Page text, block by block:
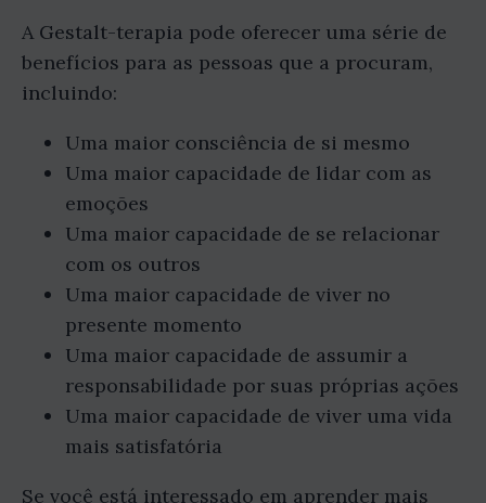
A Gestalt-terapia pode oferecer uma série de
benefícios para as pessoas que a procuram,
incluindo:
Uma maior consciência de si mesmo
Uma maior capacidade de lidar com as
emoções
Uma maior capacidade de se relacionar
com os outros
Uma maior capacidade de viver no
presente momento
Uma maior capacidade de assumir a
responsabilidade por suas próprias ações
Uma maior capacidade de viver uma vida
mais satisfatória
Se você está interessado em aprender mais